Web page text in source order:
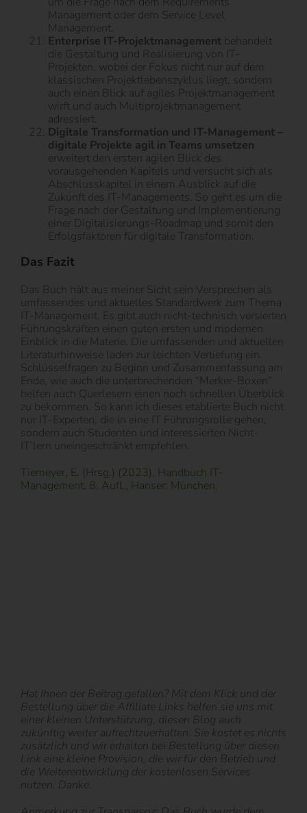
Management oder dem Service Level
Management.
Enterprise IT-Projektmanagement behandelt
die Gestaltung und Realisierung von IT-
Projekten, wobei der Fokus nicht nur auf dem
klassischen Projektlebenszyklus liegt, sondern
auch einen Blick auf agiles Projektmanagement
wirft und auch Multiprojektmanagement
adressiert.
Digitale Transformation und IT-Management –
digitale Projekte agil in Teams umsetzen
erweitert den ersten agilen Blick des
vorausgehenden Kapitels und versucht sich als
Abschlusskapitel in einem Ausblick auf die
Zukunft des IT-Managements. So geht es um die
Frage nach der Gestaltung und Implementierung
einer Digitalisierungs-Roadmap und somit den
Erfolgsfaktoren für digitale Transformation.
Das Fazit
Das Buch hält aus meiner Sicht sein Versprechen als
umfassendes und aktuelles Standardwerk zum Thema
IT-Management. Es gibt auch nicht-technisch versierten
Führungskräften einen guten ersten und modernen
Einblick in die Materie. Die umfassenden und aktuellen
Literaturhinweise laden zur leichten Vertiefung ein.
Schlüsselfragen zu Beginn und Zusammenfassung am
Ende, wie auch die unterbrechenden “Merker-Boxen”
helfen auch Querlesern einen noch schnellen Überblick
zu bekommen. So kann ich dieses etablierte Buch nicht
nur IT-Experten, die in eine IT Führungsrolle gehen,
sondern auch Studenten und interessierten Nicht-
IT’lern uneingeschränkt empfehlen.
Tiemeyer, E. (Hrsg.) (2023), Handbuch IT-
Management, 8. Aufl., Hanser: München.
Hat Ihnen der Beitrag gefallen? Mit dem Klick und der
Bestellung über die Affiliate Links helfen sie uns mit
einer kleinen Unterstützung, diesen Blog auch
zukünftig weiter aufrechtzuerhalten. Sie kostet es nichts
zusätzlich und wir erhalten bei Bestellung über diesen
Link eine kleine Provision, die wir für den Betrieb und
die Weiterentwicklung der kostenlosen Services
nutzen. Danke.